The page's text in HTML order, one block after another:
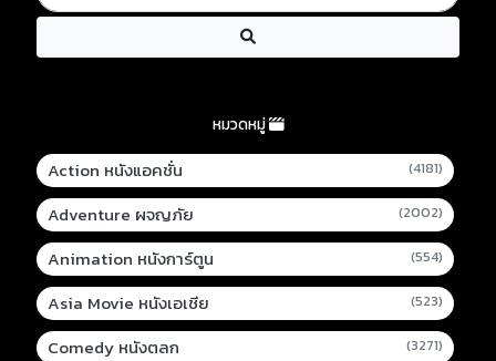
หมวดหมู่
Action หนังแอคชั่น (4181)
Adventure ผจญภัย (2002)
Animation หนังการ์ตูน (554)
Asia Movie หนังเอเชีย (523)
Comedy หนังตลก (3271)